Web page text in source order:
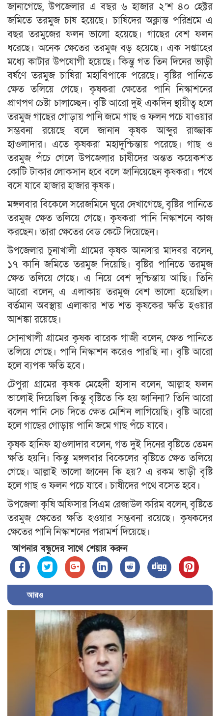
জানাগেছে, উপজেলার এ বছর ৬ হাজার ২’শ ৪০ হেক্টর
জমিতে তরমুজ চাষ হয়েছে। চাষিদের অক্লান্ত পরিশ্রমে এ
বছর তরমুজের ফলন ভালো হয়েছে। গাছের বেশ ফলন
ধরেছে। অনেক ক্ষেতের তরমুজ বড় হয়েছে। এক সপ্তাহের
মধ্যে কাটার উপযোগী হয়েছে। কিন্তু গত তিন দিনের ভাড়ী
বর্ষণে তরমুজ চাষিরা মহাবিপাকে পরেছে। বৃষ্টির পানিতে
ক্ষেত তলিয়ে গেছে। কৃষকরা ক্ষেতের পানি নিস্কাশনের
প্রাণপণ চেষ্টা চালাচ্ছেন। বৃষ্টি আরো দুই একদিন স্থায়ীত্ব হলে
তরমুজ গাছের গোড়ায় পানি জমে গাছ ও ফলন পচে যাওয়ার
সম্ভবনা রয়েছে বলে জানান কৃষক আব্দুর রাজ্জাক
হাওলাদার। এতে কৃষকরা মহাদুশ্চিন্তায় পরেছে। গাছ ও
তরমুজ পঁচে গেলে উপজেলার চাষীদের অন্তত কয়েকশত
কোটি টাকার লোকসান হবে বলে জানিয়েছেন কৃষকরা। পথে
বসে যাবে হাজার হাজার কৃষক।
মঙ্গলবার বিকেলে সরেজমিনে ঘুরে দেখাগেছে, বৃষ্টির পানিতে
তরমুজ ক্ষেত তলিয়ে গেছে। কৃষকরা পানি নিস্কাশনে কাজ
করছেন। তারা ক্ষেতের বেড কেটে দিয়েছেন।
উপজেলার চুনাখালী গ্রামের কৃষক আনসার মাদবর বলেন,
১৭ কানি জমিতে তরমুজ দিয়েছি। বৃষ্টির পানিতে তরমুজ
ক্ষেত তলিয়ে গেছে। এ নিয়ে বেশ দুশ্চিন্তায় আছি। তিনি
আরো বলেন, এ এলাকায় তরমুজ বেশ ভালো হয়েছিল।
বর্তমান অবস্থায় এলাকার শত শত কৃষকের ক্ষতি হওয়ার
আশঙ্কা রয়েছে।
সোনাখালী গ্রামের কৃষক বারেক গাজী বলেন, ক্ষেত পানিতে
তলিয়ে গেছে। পানি নিস্কাশন করেও পারছি না। বৃষ্টি আরো
হলে ব্যপক ক্ষতি হবে।
টেপুরা গ্রামের কৃষক মেহেদী হাসান বলেন, আল্লাহ ফলন
ভালোই দিয়েছিল কিন্তু বৃষ্টিতে কি হয় জানিনা? তিনি আরো
বলেন পানি সেচ দিতে ক্ষেত মেশিন লাগিয়েছি। বৃষ্টি আরো
হলে গাছের গোড়ায় পানি জমে গাছ পঁচে যাবে।
কৃষক হানিফ হাওলাদার বলেন, গত দুই দিনের বৃষ্টিতে তেমন
ক্ষতি হয়নি। কিন্তু মঙ্গলবার বিকেলের বৃষ্টিতে ক্ষেত তলিয়ে
গেছে। আল্লাই ভালো জানেন কি হয়? এ রকম ভাড়ী বৃষ্টি
হলে গাছ ও ফলন পচে যাবে। চাষীদের পথে বসেত হবে।
উপজেলা কৃষি অফিসার সিএম রেজাউল করিম বলেন, বৃষ্টিতে
তরমুজ ক্ষেতের ক্ষতি হওয়ার সম্ভবনা রয়েছে। কৃষকদের
ক্ষেতের পানি নিস্কাশনের পরামর্শ দিয়েছে।
আপনার বন্ধুদের সাথে শেয়ার করুন
আরও